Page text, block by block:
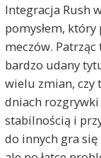
Integracja Rush
pomysłem,
meczów.
bardzo udany
wielu zmian, czy
dniach rozgrywki
stabilnością i
do innych gra się